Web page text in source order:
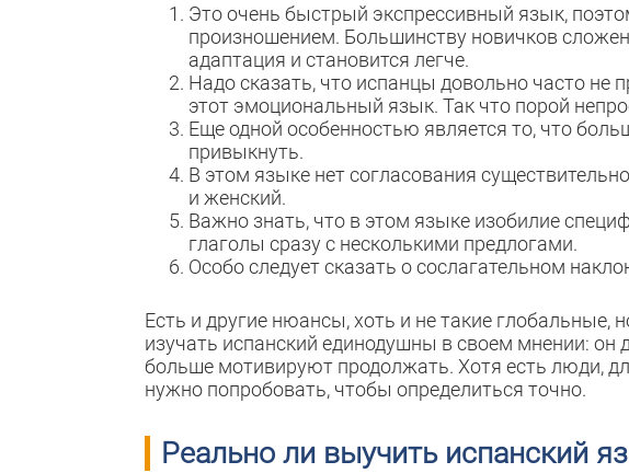
Это очень быстрый экспрессивный язык,
произношением. Большинству новичков
адаптация и становится легче.
Надо сказать, что испанцы довольно часто не
этот эмоциональный язык. Так что порой
Еще одной особенностью является то, что
привыкнуть.
В этом языке нет согласования
и женский.
Важно знать, что в этом языке изобилие
глаголы сразу с несколькими предлогами.
Особо следует сказать о сослагательном
Есть и другие нюансы, хоть и не такие
изучать испанский единодушны в своем мнении: он
больше мотивируют продолжать. Хотя есть люди,
нужно попробовать, чтобы определиться точно.
Реально ли выучить испанский